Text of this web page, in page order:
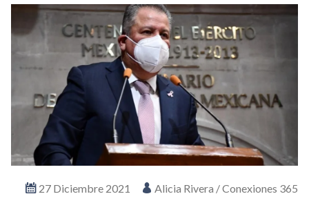
27 Diciembre 2021 Alicia Rivera / Conexiones 365